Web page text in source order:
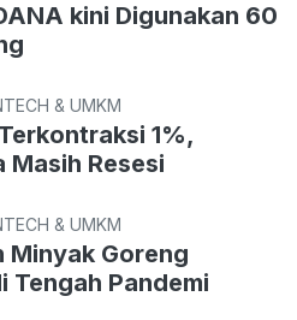
kini Digunakan 60
& UMKM
1%,
Masih Resesi
& UMKM
Minyak Goreng
Tengah Pandemi